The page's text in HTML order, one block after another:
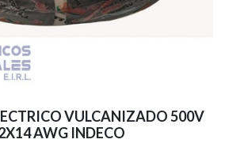
VULCANIZADO 500V
AWG INDECO